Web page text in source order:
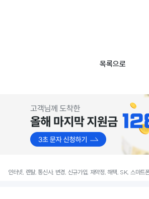
목록으로
인터넷, 렌탈, 통신사, 변경, 신규가입, 재약정, 해택, SK, 스마트